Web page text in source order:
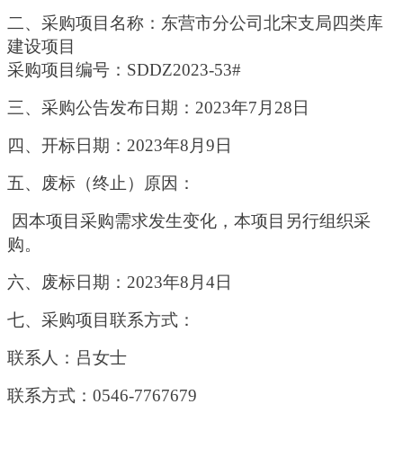
二、 采购项目名称： 东营市分公司北宋支局四类库
建设项目
采购项目编号： SDDZ2023-53#
三、采购公告发布日期： 2023年7 月 28 日
四、开标日期： 2023年8 月 9 日
五、废标（终止）原因：
因本项目采购需求发生变化，本项目另行组织采
购。
六、废标日期： 2023年8 月 4日
七、采购项目联系方式：
联系人： 吕女士
联系方式： 0546-7767679